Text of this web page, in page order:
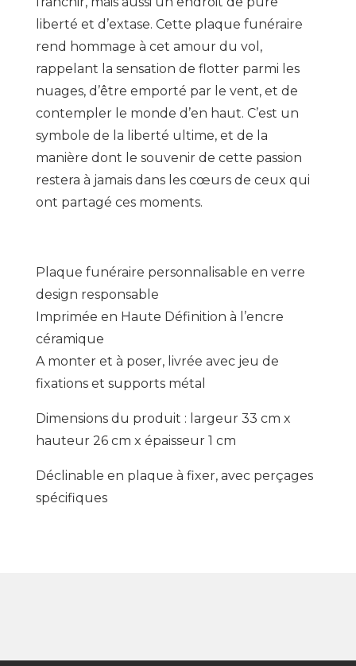
liberté et d’extase. Cette plaque funéraire
rend hommage à cet amour du vol,
rappelant la sensation de flotter parmi les
nuages, d’être emporté par le vent, et de
contempler le monde d’en haut. C’est un
symbole de la liberté ultime, et de la
manière dont le souvenir de cette passion
restera à jamais dans les cœurs de ceux qui
ont partagé ces moments.
Plaque funéraire personnalisable en verre
design responsable
Imprimée en Haute Définition à l’encre
céramique
A monter et à poser, livrée avec jeu de
fixations et supports métal
Dimensions du produit : largeur 33 cm x
hauteur 26 cm x épaisseur 1 cm
Déclinable en plaque à fixer, avec perçages
spécifiques